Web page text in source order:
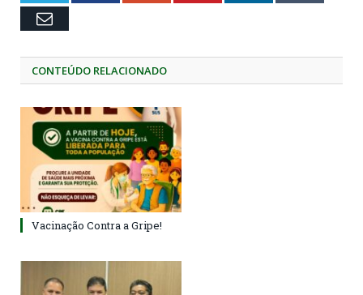
Email
CONTEÚDO RELACIONADO
Vacinação Contra a Gripe!